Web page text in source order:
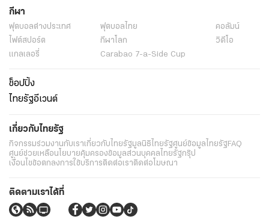
กีฬา
ฟุตบอลต่่างประเทศ ฟุตบอลไทย
คอลัมน์
ไฟต์สปอร์ต
กีฬาโลก
วิดีโอ
แกลเลอรี่
Carabao 7-a-Side Cup
ช็อปปิ้ง
ไทยรัฐอีเวนต์
เกี่ยวกับไทยรัฐ
กิจกรรมร่วมงานกับเราเกี่ยวกับไทยรัฐมูลนิธิไทยรัฐศูนย์ข้อมูลไทยรัฐFAQ
ศูนย์ช่วยเหลือนโยบายคุ้มครองข้อมูลส่วนบุคคลไทยรัฐกรุ๊ป
เงื่อนไขข้อตกลงการใช้บริการติดต่อเราติดต่อโฆษณา
ติดตามเราได้ที่